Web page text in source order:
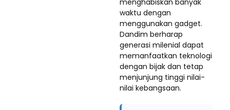
waktu dengan
menggunakan gadget.
Dandim berharap
generasi milenial dapat
memanfaatkan teknologi
dengan bijak dan tetap
menjunjung tinggi nilai-
nilai kebangsaan.